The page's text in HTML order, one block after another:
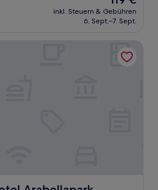
Preis
beträgt
inkl. Steuern & Gebühren
6. Sept.–7. Sept.